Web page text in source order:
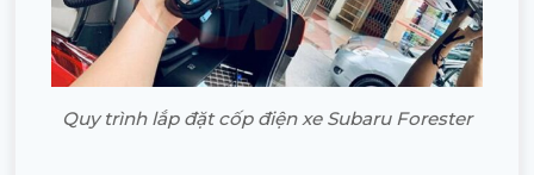
Quy trình lắp đặt cốp điện xe Subaru Forester